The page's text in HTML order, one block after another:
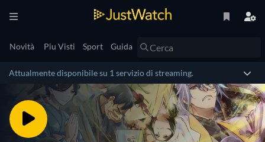
Novità Piu Visti Sport Guida
Attualmente disponibile su 1 servizio di streaming.